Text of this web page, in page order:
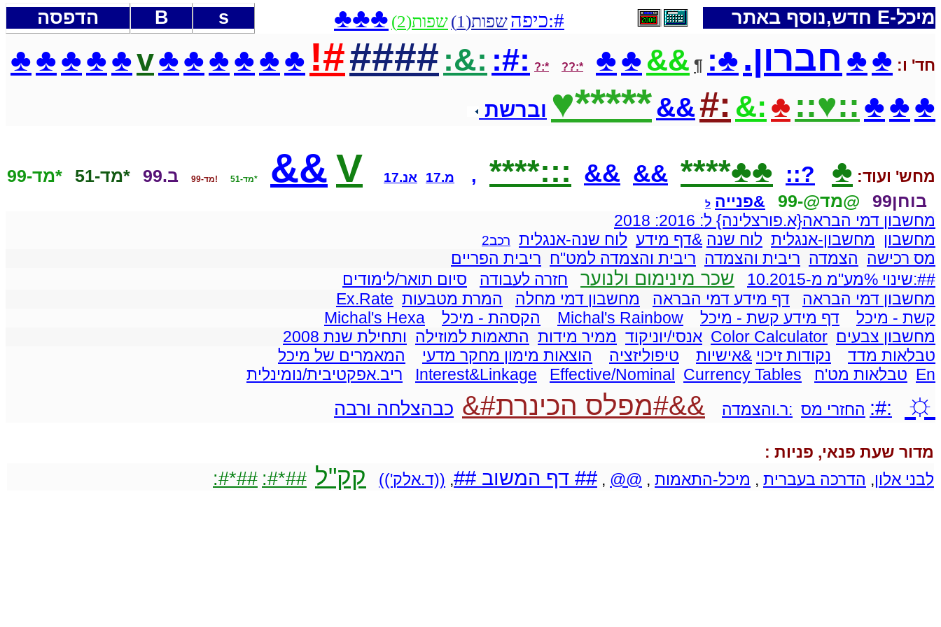
מיכל-E חדש,נוסף באתר #:כיפהשפות(1) שפות(2) ♣♣♣
s
B הדפסה
חד' ו: ♣
♣ חברון.♣:
¶
&&
♣
♣
*:??
*:?
:#:
:&:
####
#!
♣
♣
♣
♣
♣
♣
v
♣
♣
♣
♣
♣
♣
♣
♣
::♥::
♣
:&
:#
&&
*****♥ וברשת
מחש' ועוד: ♣
?::
♣♣****
&&
&&
:::****
, מ.17 אנ.17 V
&& *מד-51 !מד-99 ב.99 *מד-51
*מד-99
בוחן99
@מד@-99 &פנייה ל
מחשבון דמי הבראה{א.פורצלינה} ל: 2016: 2018
מחשבון
מחשבון-אנגלית לוח שנה &דף מידע לוח שנה-אנגלית רכב2
מס רכישה הצמדה ריבית והצמדה ריבית והצמדה למט"ח ריבית הפריים
##:שינוי %מע"מ מ-10.2015
שכר מינימום ולנוער חזרה לעבודה
סיום תואר/לימודים
מחשבון דמי הבראה
דף מידע דמי הבראה מחשבון דמי מחלה המרת מטבעות Ex.Rate
קשת - מיכל
דף מידע קשת - מיכל Michal's Rainbow הקסהת - מיכל
Michal's Hexa
מחשבון צבעים Color Calculator אנסי/יוניקוד ממיר מידות התאמות למוזילה ותחילת שנת 2008
טבלאות מדד
נקודות זיכוי &אישיות טיפוליזציה הוצאות מימון מחקר מדעי
המאמרים של מיכל
En טבלאות מט'ח Interest&Linkage Effective/Nominal Currency Tables ריב.אפקטיבית/נומינלית
☼
:#: החזרי מס :ר.והצמדה &&#מפלס הכינרת#& כבהצלחה ורבה
מדור שעת פנאי, פניות :
לבני אלון, הדרכה בעברית , מיכל-התאמות ,
@@
, ## דף המשוב ##, ((ד.אלק')) קק"ל ##*#:
##*#: